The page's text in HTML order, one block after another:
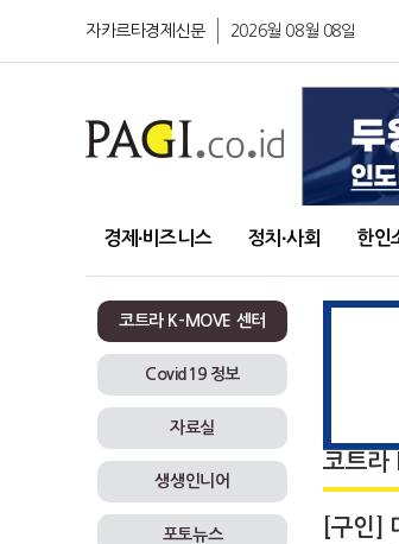
자카르타경제신문 2026월 08월 08일
경제∙비즈니스 정치∙사회 한인
코트라 K-MOVE 센터
Covid19 정보
자료실
생생인니어
포토뉴스
코트라
[구인]